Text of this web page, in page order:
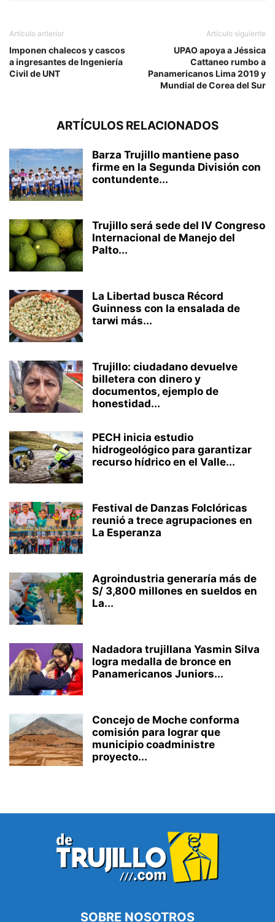
Artículo anterior
Imponen chalecos y cascos
a ingresantes de Ingeniería
Civil de UNT
Artículo siguiente
UPAO apoya a Jéssica
Cattaneo rumbo a
Panamericanos Lima 2019 y
Mundial de Corea del Sur
ARTÍCULOS RELACIONADOS
Barza Trujillo mantiene paso
firme en la Segunda División con
contundente...
Trujillo será sede del IV Congreso
Internacional de Manejo del
Palto...
La Libertad busca Récord
Guinness con la ensalada de
tarwi más...
Trujillo: ciudadano devuelve
billetera con dinero y
documentos, ejemplo de
honestidad...
PECH inicia estudio
hidrogeológico para garantizar
recurso hídrico en el Valle...
Festival de Danzas Folclóricas
reunió a trece agrupaciones en
La Esperanza
Agroindustria generaría más de
S/ 3,800 millones en sueldos en
La...
Nadadora trujillana Yasmin Silva
logra medalla de bronce en
Panamericanos Juniors...
Concejo de Moche conforma
comisión para lograr que
municipio coadministre
proyecto...
SOBRE NOSOTROS